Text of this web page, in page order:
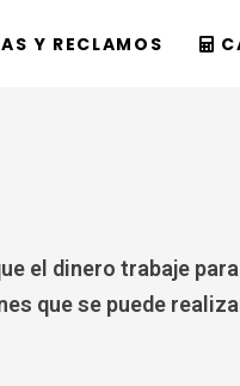
Y RECLAMOS
el dinero trabaje
que se puede